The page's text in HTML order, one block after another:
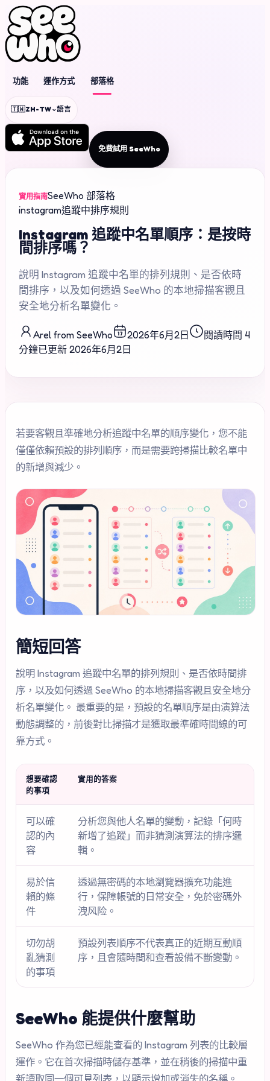
功能 運作方式 部落格
🇹🇼ZH-TW⌄語言
免費試用 SeeWho
實用指南SeeWho 部落格
instagram追蹤中排序規則
Instagram 追蹤中名單順序：是按時
間排序嗎？
說明 Instagram 追蹤中名單的排列規則、是否依時
間排序，以及如何透過 SeeWho 的本地掃描客觀且
安全地分析名單變化。
Arel from SeeWho 2026年6月2日
閱讀時間 4
分鐘已更新 2026年6月2日
若要客觀且準確地分析追蹤中名單的順序變化，您不能
僅僅依賴預設的排列順序，而是需要跨掃描比較名單中
的新增與減少。
簡短回答
說明 Instagram 追蹤中名單的排列規則、是否依時間排
序，以及如何透過 SeeWho 的本地掃描客觀且安全地分
析名單變化。 最重要的是，預設的名單順序是由演算法
動態調整的，前後對比掃描才是獲取最準確時間線的可
靠方式。
想要確認
的事項
實用的答案
可以確
認的內
容
分析您與他人名單的變動，記錄「何時
新增了追蹤」而非猜測演算法的排序邏
輯。
易於信
賴的條
件
透過無密碼的本地瀏覽器擴充功能進
行，保障帳號的日常安全，免於密碼外
洩风险。
切勿胡
亂猜測
的事項
預設列表順序不代表真正的近期互動順
序，且會隨時間和查看設備不斷變動。
SeeWho 能提供什麼幫助
SeeWho 作為您已經能查看的 Instagram 列表的比較層
運作。它在首次掃描時儲存基準，並在稍後的掃描中重